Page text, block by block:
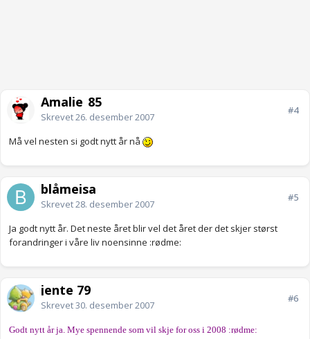
Amalie_85
Skrevet26. desember 2007
#4
Må vel nesten si godt nytt år nå
blåmeisa
Skrevet28. desember 2007
#5
Ja godt nytt år. Det neste året blir vel det året der det skjer størst
forandringer i våre liv noensinne :rødme:
jente 79
Skrevet30. desember 2007
#6
Godt nytt år ja. Mye spennende som vil skje for oss i 2008 :rødme: